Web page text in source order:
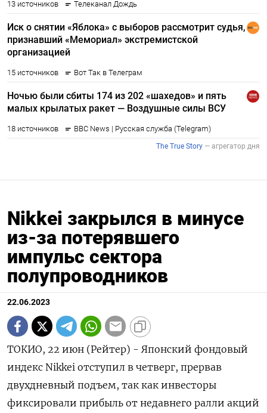
Nikkei закрылся в минусе
из-за потерявшего
импульс сектора
полупроводников
22.06.2023
ТОКИО, 22 июн (Рейтер) - Японский фондовый
индекс Nikkei отступил в четверг, прервав
двухдневный подъем, так как инвесторы
фиксировали прибыль от недавнего ралли акций